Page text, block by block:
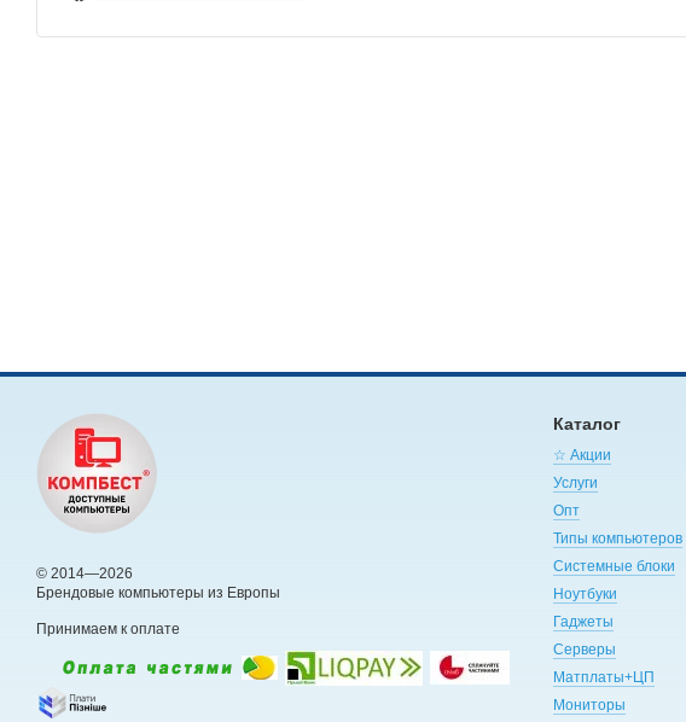
© 2014—2026
Брендовые компьютеры из Европы
Принимаем к оплате
Каталог
☆ Акции
Услуги
Опт
Типы компьютеров
Системные блоки
Ноутбуки
Гаджеты
Серверы
Матплаты+ЦП
Мониторы